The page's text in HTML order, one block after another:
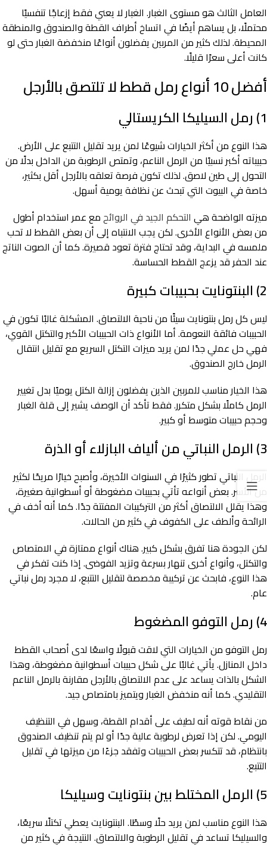
العامل الثالث هو مستوى الغبار. الغبار لا يعني فقط إزعاجًا تنفسيًا
محتملًا، بل يساهم أيضًا في اتساخ أطراف القطة والصندوق والمنطقة
المحيطة. لذلك كثير من المربين يفضلون أنواعًا منخفضة الغبار حتى لو
كانت أعلى سعرًا قليلًا.
أفضل 10 أنواع رمل قطط لا تلتصق بالأرجل
1) رمل السيليكا الكريستالي
هذا النوع من أكثر الخيارات شيوعًا لمن يريد تقليل التتبع على الأرض.
حبيباته أكبر نسبيًا من الرمل الناعم، وتمتص الرطوبة من الداخل بدلًا من
التحول إلى طين لاصق. لذلك تكون فرصة تعلقه بالأرجل أقل بكثير،
خاصة في البيوت التي تبحث عن نظافة يومية أسهل.
ميزته الواضحة هي التحكم الجيد في الروائحمع عمر استخدام أطول
من بعض الأنواع الأخرى. لكن يجب الانتباه إلى أن بعض القطط لا تحب
ملمسه في البداية، وقد تحتاج فترة تعود قصيرة. كما أن الصوت الناتج
عند الحفر قد يزعج القطط الحساسة.
2) البنتونايت بحبيبات كبيرة
ليس كل رمل بنتونايت سيئًا من ناحية الالتصاق. المشكلة غالبًا تكون في
الحبيبات فائقة النعومة. أما الأنواع ذات الحبيبات الأكبر والتكتل القوي،
فهي حل عملي جدًا لمن يريد ميزات التكتل السريع مع تقليل انتقال
الرمل خارج الصندوق.
هذا الخيار مناسب للمربين الذين يفضلون إزالة الكتل يوميًا بدل تغيير
الرمل كاملًا بشكل متكرر. فقط تأكد أن الوصف يشير إلى قلة الغبار
وحجم حبيبات متوسط أو كبير.
3) الرمل النباتي من ألياف البازلاء أو الذرة
الرمل النباتي تطور كثيرًا في السنوات الأخيرة، وأصبح خيارًا مريحًا لكثير
من الأسر. بعض أنواعه تأتي بحبيبات مضغوطة أو أسطوانية صغيرة،
وهذا يقلل الالتصاق أكثر من التركيبات المفتتة جدًا. كما أنه أخف في
الرائحة وألطف على الكفوف في كثير من الحالات.
لكن الجودة هنا تفرق بشكل كبير. هناك أنواع ممتازة في الامتصاص
والتكتل، وأنواع أخرى تنهار بسرعة وتزيد الفوضى. إذا كنت تفكر في
هذا النوع، فابحث عن تركيبة مخصصة لتقليل التتبع، لا مجرد رمل نباتي
عام.
4) رمل التوفو المضغوط
رمل التوفو من الخيارات التي لاقت قبولًا واسعًا لدى أصحاب القطط
داخل المنازل. يأتي غالبًا على شكل حبيبات أسطوانية مضغوطة، وهذا
الشكل بالذات يساعد على عدم الالتصاق بالأرجل مقارنة بالرمل الناعم
التقليدي. كما أنه منخفض الغبار ويتميز بامتصاص جيد.
من نقاط قوته أنه لطيف على أقدام القطة، وسهل في التنظيف
اليومي. لكن إذا تعرض لرطوبة عالية جدًا أو لم يتم تنظيف الصندوق
بانتظام، قد تتكسر بعض الحبيبات وتفقد جزءًا من ميزتها في تقليل
التتبع.
5) الرمل المختلط بين بنتونايت وسيليكا
هذا النوع مناسب لمن يريد حلًا وسطًا. البنتونايت يعطي تكتلًا سريعًا،
والسيليكا تساعد في تقليل الرطوبة والالتصاق. النتيجة في كثير من